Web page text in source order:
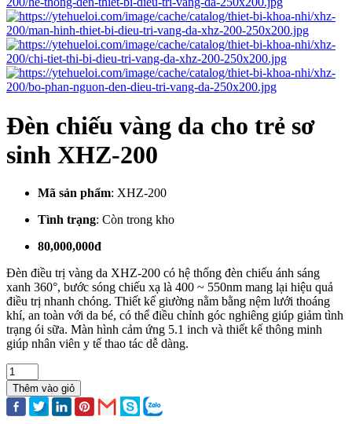
Đèn chiếu vàng da cho trẻ sơ
sinh XHZ-200
Mã sản phẩm: XHZ-200
Tình trạng: Còn trong kho
80,000,000đ
Đèn điều trị vàng da XHZ-200 có hệ thống đèn chiếu ánh sáng
xanh 360°, bước sóng chiếu xạ là 400 ~ 550nm mang lại hiệu quả
điều trị nhanh chóng. Thiết kế giường nằm bằng nệm lưới thoáng
khí, an toàn với da bé, có thể điều chỉnh góc nghiêng giúp giảm tình
trạng ói sữa. Màn hình cảm ứng 5.1 inch và thiết kế thông minh
giúp nhân viên y tế thao tác dễ dàng.
Thêm vào giỏ